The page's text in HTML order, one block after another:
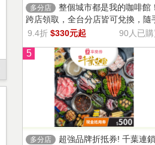
多分店
整個城市都是我的咖啡館！
跨店領取，全台分店皆可兌換，隨
一杯濃郁香醇，調和酸味，清新果
9.4折 $330元起 90人已購
5
多分店
超強品牌折抵券! 千葉連鎖